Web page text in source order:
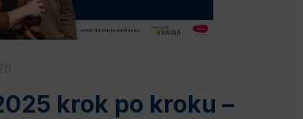
krok po kroku –